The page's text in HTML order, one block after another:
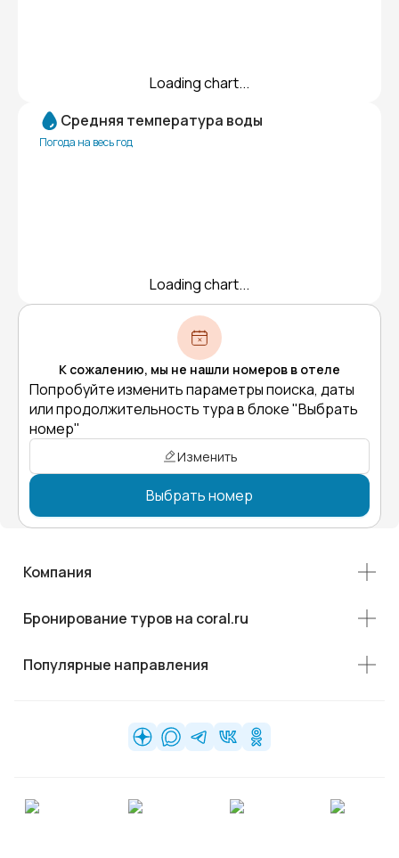
Loading chart...
Средняя температура воды
Погода на весь год
Loading chart...
К сожалению, мы не нашли номеров в отеле
Попробуйте изменить параметры поиска, даты
или продолжительность тура в блоке "Выбрать
номер"
Изменить
Выбрать номер
Компания
Бронирование туров на coral.ru
Популярные направления